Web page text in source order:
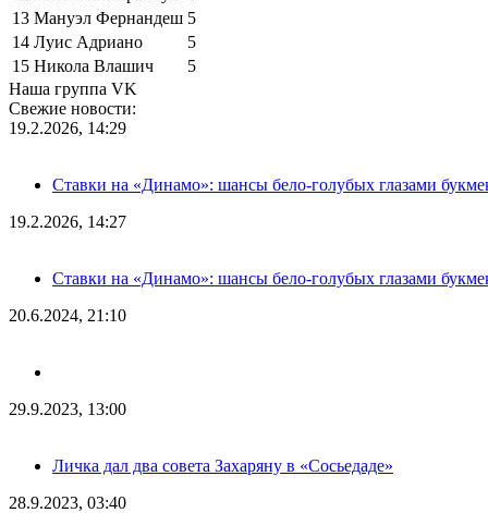
13 Мануэл Фернандеш 5
14 Луис Адриано
5
15 Никола Влашич
5
Наша группа VK
Свежие новости:
19.2.2026, 14:29
Ставки на «Динамо»: шансы бело-голубых глазами
19.2.2026, 14:27
Ставки на «Динамо»: шансы бело-голубых глазами
20.6.2024, 21:10
29.9.2023, 13:00
Личка дал два совета Захаряну в «Сосьедаде»
28.9.2023, 03:40